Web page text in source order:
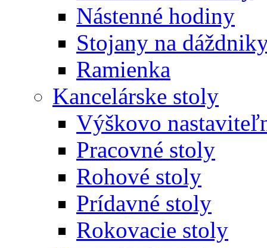
Nástenné hodiny
Stojany na
Ramienka
Kancelárske stoly
Výškovo
Pracovné stoly
Rohové stoly
Prídavné stoly
Rokovacie stoly